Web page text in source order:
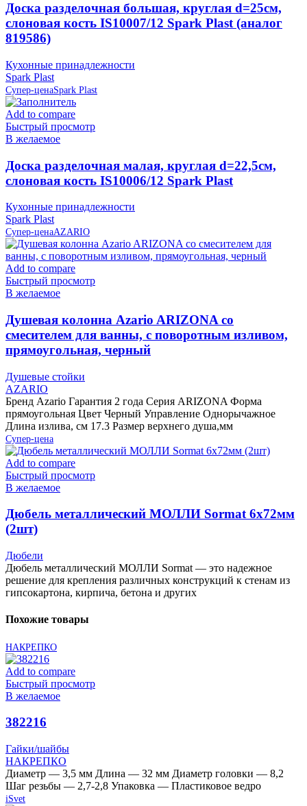
Доска разделочная большая, круглая d=25см,
слоновая кость IS10007/12 Spark Plast (аналог
819586)
Кухонные принадлежности
Spark Plast
Супер-ценаSpark Plast
Add to compare
Быстрый просмотр
В желаемое
Доска разделочная малая, круглая d=22,5см,
слоновая кость IS10006/12 Spark Plast
Кухонные принадлежности
Spark Plast
Супер-ценаAZARIO
Add to compare
Быстрый просмотр
В желаемое
Душевая колонна Azario ARIZONA со
смесителем для ванны, с поворотным изливом,
прямоугольная, черный
Душевые стойки
AZARIO
Бренд Azario Гарантия 2 года Серия ARIZONA Форма
прямоугольная Цвет Черный Управление Однорычажное
Длина излива, см 17.3 Размер верхнего душа,мм
Супер-цена
Add to compare
Быстрый просмотр
В желаемое
Дюбель металлический МОЛЛИ Sormat 6х72мм
(2шт)
Дюбели
Дюбель металлический МОЛЛИ Sormat — это надежное
решение для крепления различных конструкций к стенам из
гипсокартона, кирпича, бетона и других
Похожие товары
НАКРЕПКО
Add to compare
Быстрый просмотр
В желаемое
382216
Гайки/шайбы
НАКРЕПКО
Диаметр — 3,5 мм Длина — 32 мм Диаметр головки — 8,2
Шаг резьбы — 2,7-2,8 Упаковка — Пластиковое ведро
iSvet